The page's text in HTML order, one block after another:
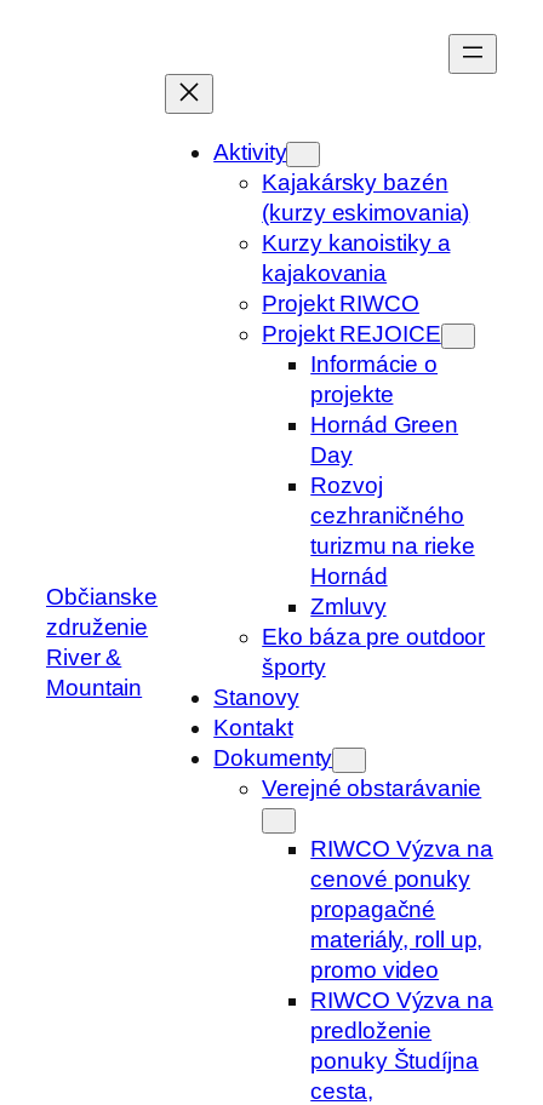
Občianske
združenie
River &
Mountain
Aktivity
Kajakársky bazén
(kurzy eskimovania)
Kurzy kanoistiky a
kajakovania
Projekt RIWCO
Projekt REJOICE
Informácie o
projekte
Hornád Green
Day
Rozvoj
cezhraničného
turizmu na rieke
Hornád
Zmluvy
Eko báza pre outdoor
športy
Stanovy
Kontakt
Dokumenty
Verejné obstarávanie
RIWCO Výzva na
cenové ponuky
propagačné
materiály, roll up,
promo video
RIWCO Výzva na
predloženie
ponuky Študíjna
cesta,